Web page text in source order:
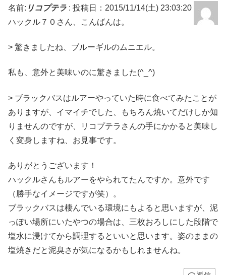
名前: リコプテラ : 投稿日：2015/11/14(土) 23:03:20
ハックル７０さん、こんばんは。
> 驚きましたね、ブルーギルのムニエル。
私も、意外と美味いのに驚きました(^_^)
> ブラックバスはルアーやっていた時に食べてみたことが
ありますが、イマイチでした、もちろん焼いてだけしか知
りませんのですが、リコプテラさんの手にかかると美味し
く変身しますね、お見事です。
ありがとうございます！
ハックルさんもルアーをやられてたんですか。意外です
（勝手なイメージですが笑）。
ブラックバスは棲んでいる環境にもよると思いますが、泥
っぽい場所にいたやつの場合は、三枚おろしにした段階で
塩水に浸けてから調理するといいと思います。姿のままの
塩焼きだと泥臭さが気になるかもしれませんね。